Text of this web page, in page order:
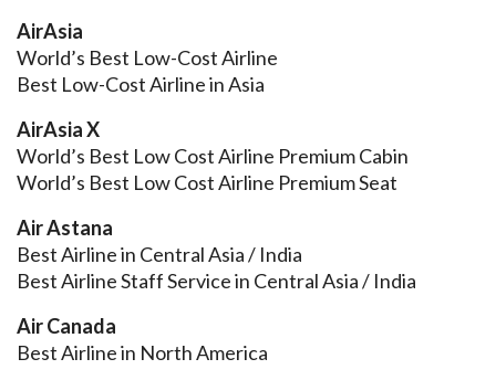
AirAsia
World’s Best Low-Cost Airline
Best Low-Cost Airline in Asia
AirAsia X
World’s Best Low Cost Airline Premium Cabin
World’s Best Low Cost Airline Premium Seat
Air Astana
Best Airline in Central Asia / India
Best Airline Staff Service in Central Asia / India
Air Canada
Best Airline in North America